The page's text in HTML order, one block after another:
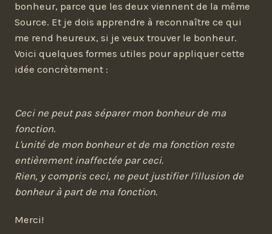
bonheur, parce que les deux viennent de la même
Source. Et je dois apprendre à reconnaître ce qui
me rend heureux, si je veux trouver le bonheur.
Voici quelques formes utiles pour appliquer cette
idée concrètement :
Ceci ne peut pas séparer mon bonheur de ma
fonction.
L'unité de mon bonheur et de ma fonction reste
entièrement inaffectée par ceci.
Rien, y compris ceci, ne peut justifier l'illusion de
bonheur à part de ma fonction.
Merci!